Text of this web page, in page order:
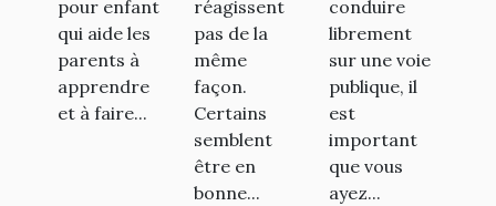
pour enfant
qui aide les
parents à
apprendre
et à faire...
réagissent
pas de la
même
façon.
Certains
semblent
être en
bonne...
conduire
librement
sur une voie
publique, il
est
important
que vous
ayez...